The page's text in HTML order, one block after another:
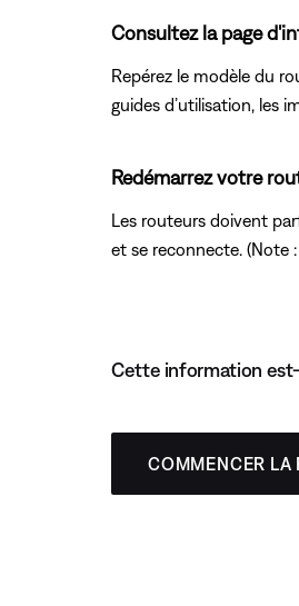
Consultez la page
Repérez le modèle du
guides d’utilisation, les
Redémarrez votre
Les routeurs doivent
et se reconnecte. (Note
Cette information
COMMENCER LA